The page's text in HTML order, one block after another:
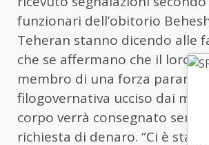
funzionari dell’obitorio
Teheran stanno dicendo alle
che se affermano che il loro
membro di una forza
filogovernativa ucciso dai
corpo verrà consegnato senza
richiesta di denaro. “Ci è stato